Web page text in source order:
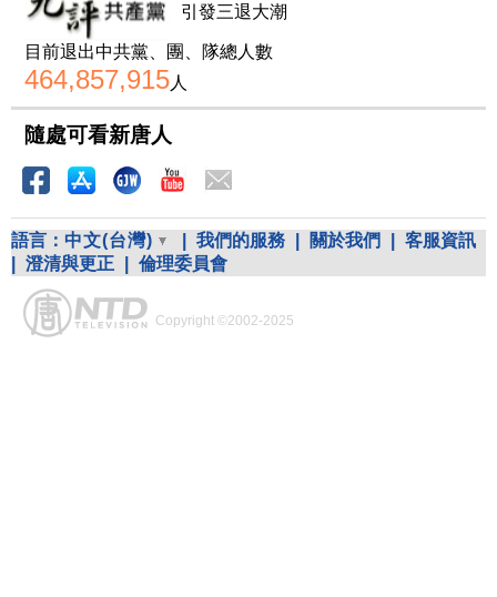
引發三退大潮
目前退出中共黨、團、隊總人數
464,857,915人
隨處可看新唐人
語言： 中文(台灣) 我們的服務 關於我們
客服資訊
澄清與更正 倫理委員會
Copyright ©2002-2025